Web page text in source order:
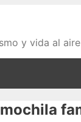
y vida al